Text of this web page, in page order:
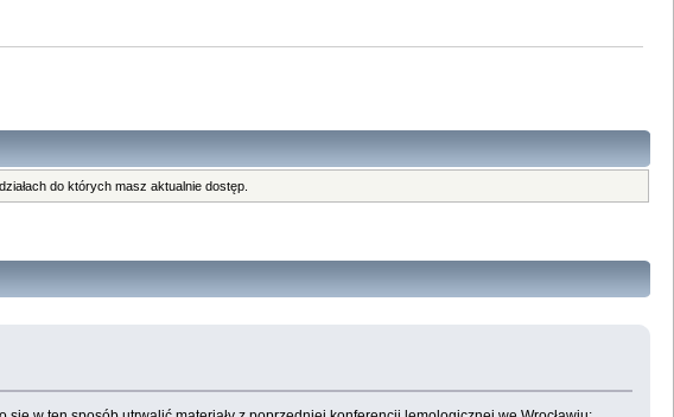
do których masz aktualnie dostęp.